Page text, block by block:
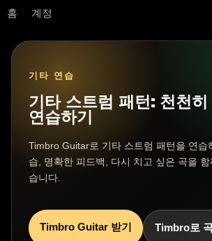
홈 계정
기타 연습
기타 스트럼 패턴: 천천히
연습하기
Timbro Guitar로 기타 스트럼 패턴을 연습
습, 명확한 피드백, 다시 치고 싶은 곡을
습니다.
Timbro Guitar 받기 Timbro로